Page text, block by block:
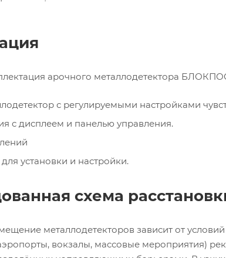
арочного металлодетектора
с регулируемыми настройками
с дисплеем и панелью управления.
установки и настройки.
схема
металлодетекторов зависит от
вокзалы, массовые мероприятия)